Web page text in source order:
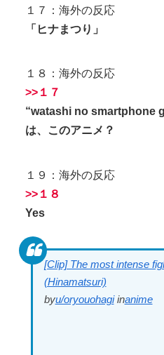
１７：海外の反応
「ヒナまつり」
１８：海外の反応
>>１７
“watashi no smartphone
は、このアニメ？
１９：海外の反応
>>１８
Yes
[Clip] The most intense
(Hinamatsuri)
byu/oryouohagiinanime